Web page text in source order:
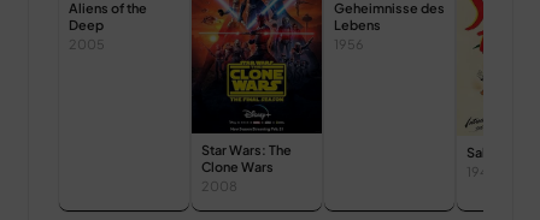
Aliens of the
Deep
2005
Star Wars: The
Clone Wars
2008
Geheimnisse des
Lebens
1956
Saludos
1943